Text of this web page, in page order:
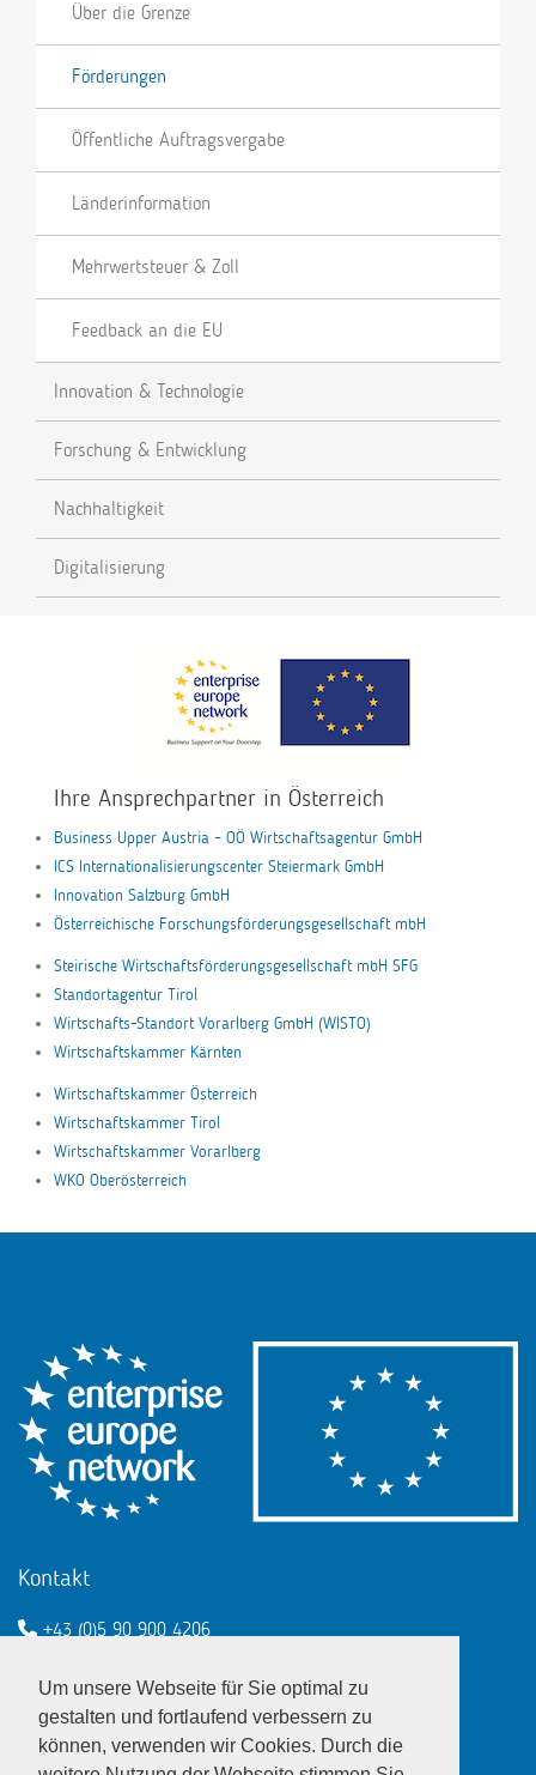
Um unsere Webseite für Sie optimal zu
gestalten und fortlaufend verbessern zu
können, verwenden wir Cookies. Durch die
Über die Grenze
Förderungen
Öffentliche Auftragsvergabe
Länderinformation
Mehrwertsteuer & Zoll
Feedback an die EU
Innovation & Technologie
Forschung & Entwicklung
Nachhaltigkeit
Digitalisierung
Ihre Ansprechpartner in Österreich
Business Upper Austria – OÖ Wirtschaftsagentur GmbH
ICS Internationalisierungscenter Steiermark GmbH
Innovation Salzburg GmbH
Österreichische Forschungsförderungsgesellschaft mbH
Steirische Wirtschaftsförderungsgesellschaft mbH SFG
Standortagentur Tirol
Wirtschafts-Standort Vorarlberg GmbH (WISTO)
Wirtschaftskammer Kärnten
Wirtschaftskammer Österreich
Wirtschaftskammer Tirol
Wirtschaftskammer Vorarlberg
WKO Oberösterreich
Kontakt
+43 (0)5 90 900 4206
Enterprise Europe Network - EU
LinkedInTwitterYoutubeFacebook